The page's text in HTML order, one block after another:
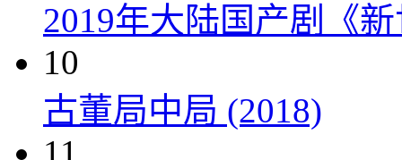
2019年大陆国产剧《
10
古董局中局 (2018)